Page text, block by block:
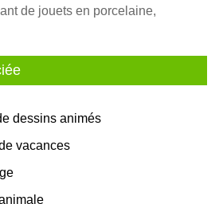
de jouets en porcelaine,
dessins animés
vacances